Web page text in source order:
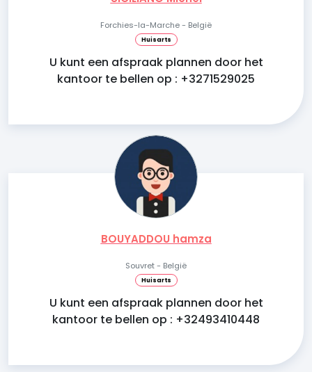
Forchies-la-Marche - België
Huisarts
U kunt een afspraak plannen door het
kantoor te bellen op : +3271529025
BOUYADDOU hamza
Souvret - België
Huisarts
U kunt een afspraak plannen door het
kantoor te bellen op : +32493410448